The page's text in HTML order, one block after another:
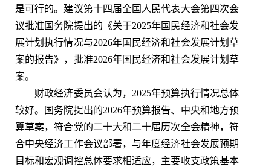
是可行的。建议第十四届全国人民代表大会第四次会
议批准国务院提出的《关于2025年国民经济和社会发
展计划执行情况与2026年国民经济和社会发展计划草
案的报告》，批准2026年国民经济和社会发展计划草
案。
财政经济委员会认为，2025年预算执行情况总体
较好。国务院提出的2026年预算报告、中央和地方预
算草案，符合党的二十大和二十届历次全会精神，符
合中央经济工作会议部署，与年度经济社会发展预期
目标和宏观调控总体要求相适应，主要收支政策基本